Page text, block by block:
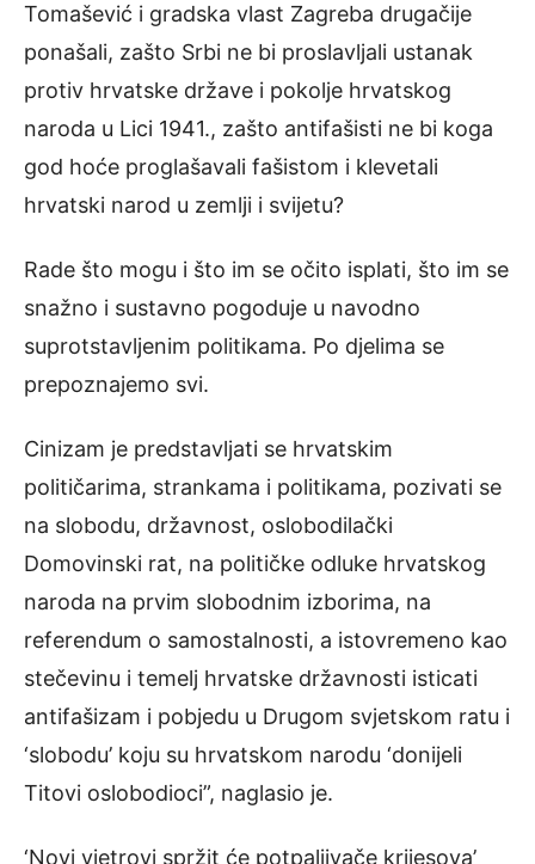
Tomašević i gradska vlast Zagreba drugačije
ponašali, zašto Srbi ne bi proslavljali ustanak
protiv hrvatske države i pokolje hrvatskog
naroda u Lici 1941., zašto antifašisti ne bi koga
god hoće proglašavali fašistom i klevetali
hrvatski narod u zemlji i svijetu?
Rade što mogu i što im se očito isplati, što im se
snažno i sustavno pogoduje u navodno
suprotstavljenim politikama. Po djelima se
prepoznajemo svi.
Cinizam je predstavljati se hrvatskim
političarima, strankama i politikama, pozivati se
na slobodu, državnost, oslobodilački
Domovinski rat, na političke odluke hrvatskog
naroda na prvim slobodnim izborima, na
referendum o samostalnosti, a istovremeno kao
stečevinu i temelj hrvatske državnosti isticati
antifašizam i pobjedu u Drugom svjetskom ratu i
‘slobodu’ koju su hrvatskom narodu ‘donijeli
Titovi oslobodioci”, naglasio je.
‘Novi vjetrovi spržit će potpaljivače krijesova’